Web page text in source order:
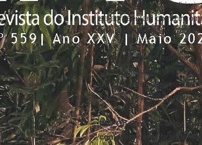
como o espaço para
se apresentam como
alimentam a polarização.
A população acompanha a
Quem tem uma visão mais
polo ao qual pertence.
jogo. Muitos são
IHU On-Line – O
compreender o grande